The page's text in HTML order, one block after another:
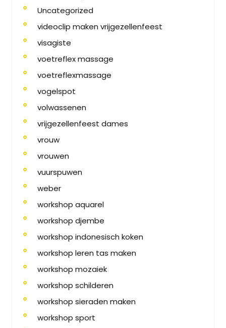
Uncategorized
videoclip maken vrijgezellenfeest
visagiste
voetreflex massage
voetreflexmassage
vogelspot
volwassenen
vrijgezellenfeest dames
vrouw
vrouwen
vuurspuwen
weber
workshop aquarel
workshop djembe
workshop indonesisch koken
workshop leren tas maken
workshop mozaiek
workshop schilderen
workshop sieraden maken
workshop sport